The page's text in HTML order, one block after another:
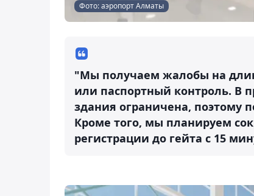
Фото: аэропорт Алматы
"Мы получаем жалобы на
или паспортный контроль. В
здания ограничена, поэтому
Кроме того, мы планируем
регистрации до гейта с 15